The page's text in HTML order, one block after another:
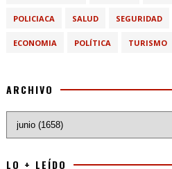
POLICIACA SALUD SEGURIDAD
ECONOMIA POLÍTICA TURISMO
ARCHIVO
LO + LEÍDO